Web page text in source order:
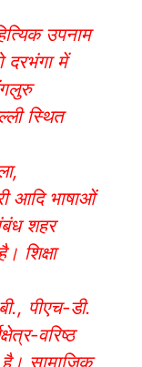
उपनाम
में
स्थित
आदि भाषाओं
शहर
शिक्षा
पीएच-डी.
वरिष्ठ
सामाजिक